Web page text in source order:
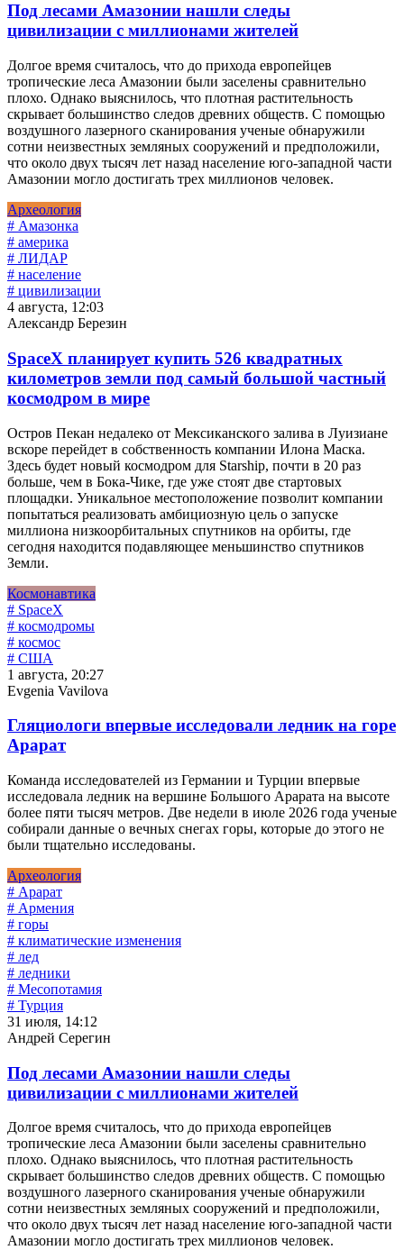
Под лесами Амазонии нашли следы
цивилизации с миллионами жителей
Долгое время считалось, что до прихода европейцев
тропические леса Амазонии были заселены сравнительно
плохо. Однако выяснилось, что плотная растительность
скрывает большинство следов древних обществ. С помощью
воздушного лазерного сканирования ученые обнаружили
сотни неизвестных земляных сооружений и предположили,
что около двух тысяч лет назад население юго-западной части
Амазонии могло достигать трех миллионов человек.
Археология
# Амазонка
# америка
# ЛИДАР
# население
# цивилизации
4 августа, 12:03
Александр Березин
SpaceX планирует купить 526 квадратных
километров земли под самый большой частный
космодром в мире
Остров Пекан недалеко от Мексиканского залива в Луизиане
вскоре перейдет в собственность компании Илона Маска.
Здесь будет новый космодром для Starship, почти в 20 раз
больше, чем в Бока-Чике, где уже стоят две стартовых
площадки. Уникальное местоположение позволит компании
попытаться реализовать амбициозную цель о запуске
миллиона низкоорбитальных спутников на орбиты, где
сегодня находится подавляющее меньшинство спутников
Земли.
Космонавтика
# SpaceX
# космодромы
# космос
# США
1 августа, 20:27
Evgenia Vavilova
Гляциологи впервые исследовали ледник на горе
Арарат
Команда исследователей из Германии и Турции впервые
исследовала ледник на вершине Большого Арарата на высоте
более пяти тысяч метров. Две недели в июле 2026 года ученые
собирали данные о вечных снегах горы, которые до этого не
были тщательно исследованы.
Археология
# Арарат
# Армения
# горы
# климатические изменения
# лед
# ледники
# Месопотамия
# Турция
31 июля, 14:12
Андрей Серегин
Под лесами Амазонии нашли следы
цивилизации с миллионами жителей
Долгое время считалось, что до прихода европейцев
тропические леса Амазонии были заселены сравнительно
плохо. Однако выяснилось, что плотная растительность
скрывает большинство следов древних обществ. С помощью
воздушного лазерного сканирования ученые обнаружили
сотни неизвестных земляных сооружений и предположили,
что около двух тысяч лет назад население юго-западной части
Амазонии могло достигать трех миллионов человек.